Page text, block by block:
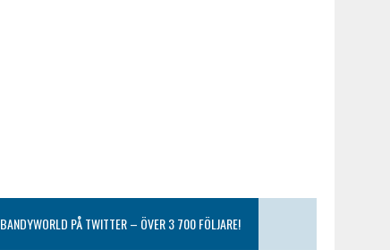
BANDYWORLD PÅ TWITTER – ÖVER 3 700 FÖLJARE!